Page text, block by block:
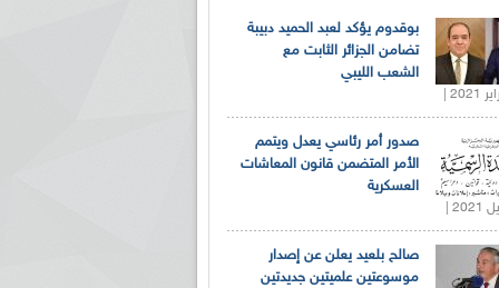
بوقدوم يؤكد لعبد الحميد دبيبة
تضامن الجزائر الثابت مع
الشعب الليبي
صدور أمر رئاسي يعدل ويتمم
الأمر المتضمن قانون المعاشات
العسكرية
صالح بلعيد يعلن عن إصدار
موسوعتين علميتين جديدتين